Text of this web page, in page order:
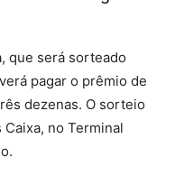
que será sorteado
pagar o prêmio de
dezenas. O sorteio
no Terminal